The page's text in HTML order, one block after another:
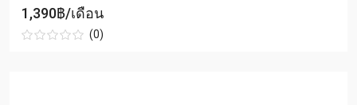
1,390฿/เดือน
(0)